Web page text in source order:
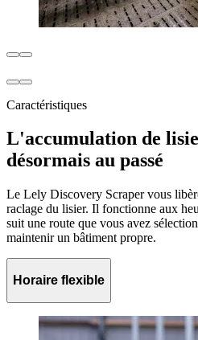
Caractéristiques
L'accumulation de
désormais au passé
Le Lely Discovery Scraper vous
raclage du lisier. Il fonctionne aux
suit une route que vous avez
maintenir un bâtiment propre.
Horaire flexible